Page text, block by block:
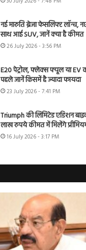
नई मारुति ब्रेजा फेसलिफ्ट लॉन्च,
साथ आई SUV, जानें क्या है कीमत
26 July 2026 - 3:56 PM
E20 पेट्रोल, फ्लेक्स फ्यूल या EV
पहले जानें किसमें है ज्यादा फायदा
23 July 2026 - 7:41 PM
Triumph की लिमिटेड एडिशन
लाख रुपये कीमत में मिलेंगे
16 July 2026 - 3:17 PM